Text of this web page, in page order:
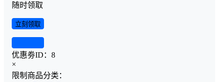
随时领取
立刻领取
优惠劵ID： 8
×
限制商品分类：